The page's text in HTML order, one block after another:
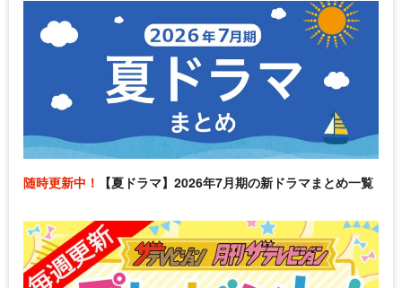
随時更新中！ 【夏ドラマ】2026年7月期の新ドラマまとめ一覧